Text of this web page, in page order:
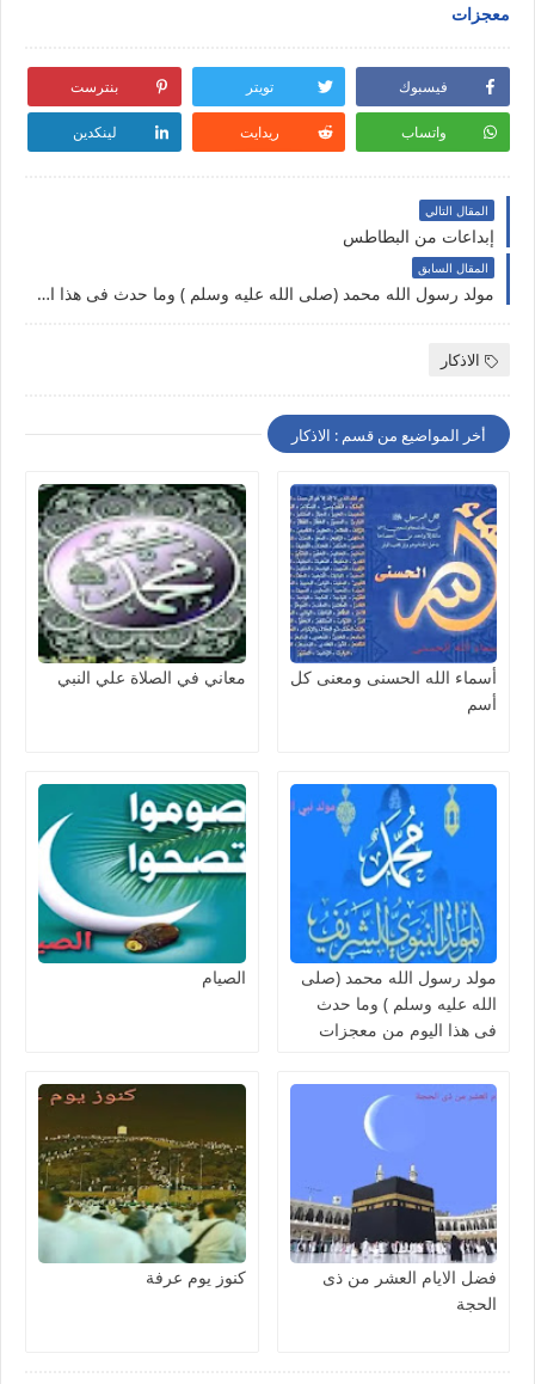
معجزات
فيسبوك تويتر بنترست
واتساب ريدايت لينكدين
المقال التالي
إبداعات من البطاطس
المقال السابق
مولد رسول الله محمد (صلى الله عليه وسلم ) وما حدث فى هذا اليوم من معجزات
الاذكار
أخر المواضيع من قسم : الاذكار
أسماء الله الحسنى ومعنى كل
أسم
معاني في الصلاة علي النبي
مولد رسول الله محمد (صلى
الله عليه وسلم ) وما حدث
فى هذا اليوم من معجزات
الصيام
فضل الايام العشر من ذى
الحجة
كنوز يوم عرفة